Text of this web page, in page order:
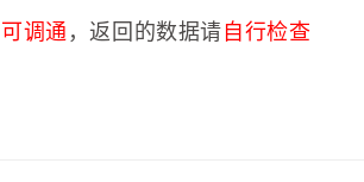
可调通 ，返回的数据请 自行检查